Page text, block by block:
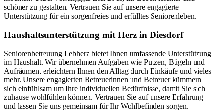
schöner zu gestalten. Vertrauen Sie auf unsere engagierte
Unterstützung für ein sorgenfreies und erfülltes Seniorenleben.
Haushalts­unterstützung mit Herz in Diesdorf
Seniorenbetreuung Lebherz bietet Ihnen umfassende Unterstützung
im Haushalt. Wir übernehmen Aufgaben wie Putzen, Bügeln und
Aufräumen, erleichtern Ihnen den Alltag durch Einkäufe und vieles
mehr. Unsere engagierten Betreuerinnen und Betreuer kümmern
sich einfühlsam um Ihre individuellen Bedürfnisse, damit Sie sich
zuhause wohlfühlen können. Vertrauen Sie auf unsere Erfahrung
und lassen Sie uns gemeinsam für Ihr Wohlbefinden sorgen.